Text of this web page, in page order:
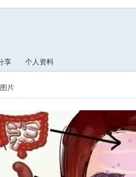
享 个人资料
片